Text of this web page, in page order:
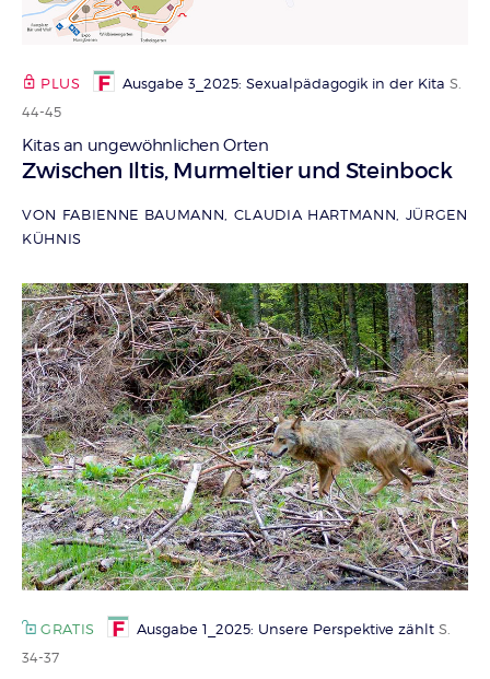
PLUS Ausgabe 3_2025: Sexualpädagogik in der Kita S.
44-45
Kitas an ungewöhnlichen Orten
:
Zwischen Iltis, Murmeltier und Steinbock
VON FABIENNE BAUMANN, CLAUDIA HARTMANN, JÜRGEN
KÜHNIS
GRATIS Ausgabe 1_2025: Unsere Perspektive zählt S.
34-37